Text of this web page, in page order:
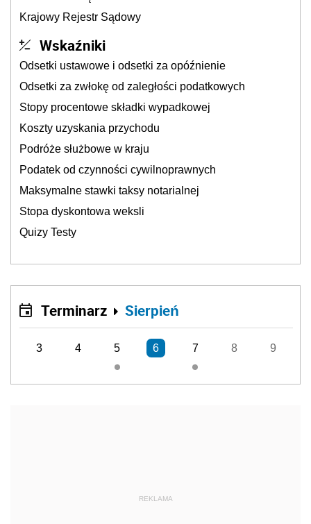
Krajowy Rejestr Sądowy
Wskaźniki
Odsetki ustawowe i odsetki za opóźnienie
Odsetki za zwłokę od zaległości podatkowych
Stopy procentowe składki wypadkowej
Koszty uzyskania przychodu
Podróże służbowe w kraju
Podatek od czynności cywilnoprawnych
Maksymalne stawki taksy notarialnej
Stopa dyskontowa weksli
Quizy Testy
Terminarz Sierpień
3 4 5 6 7 8 9
REKLAMA